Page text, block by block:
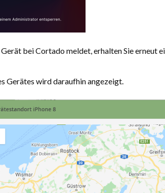
Gerät bei Cortado meldet, erhalten Sie erneut
Gerätes wird daraufhin angezeigt.